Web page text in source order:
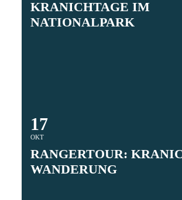
KRANICHTAGE IM
NATIONALPARK
17
OKT
RANGERTOUR: KRANICH-
WANDERUNG